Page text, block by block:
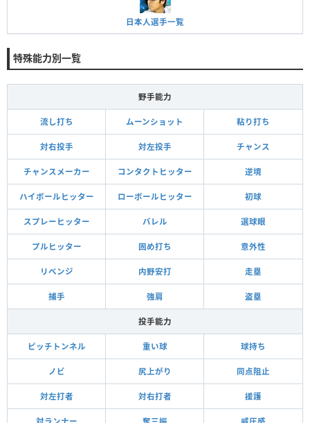
日本人選手一覧
特殊能力別一覧
野手能力
流し打ち ムーンショット 粘り打ち
対右投手 対左投手 チャンス
チャンスメーカー コンタクトヒッター 逆境
ハイボールヒッター ローボールヒッター 初球
スプレーヒッター バレル 選球眼
プルヒッター 固め打ち 意外性
リベンジ 内野安打 走塁
捕手 強肩 盗塁
投手能力
ピッチトンネル 重い球 球持ち
ノビ 尻上がり 同点阻止
対左打者 対右打者 援護